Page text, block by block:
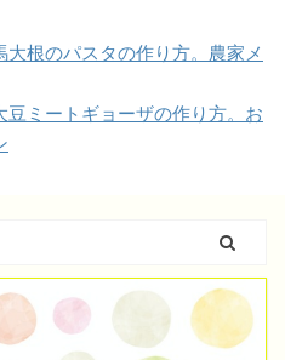
大根のパスタの作り方。農家メ
豆ミートギョーザの作り方。お